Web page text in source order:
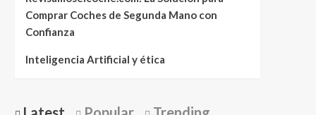
Comprar Coches de Segunda Mano con
Confianza
Inteligencia Artificial y ética